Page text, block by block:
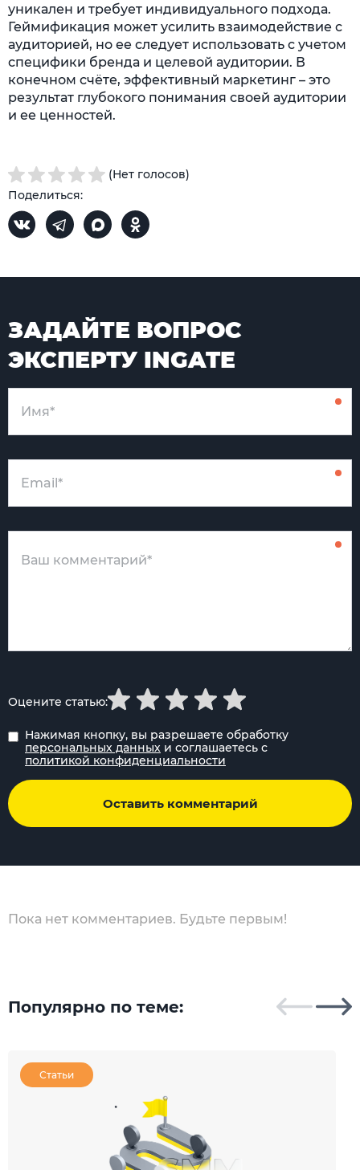
уникален и требует индивидуального подхода.
Геймификация может усилить взаимодействие с
аудиторией, но ее следует использовать с учетом
специфики бренда и целевой аудитории. В
конечном счёте, эффективный маркетинг – это
результат глубокого понимания своей аудитории
и ее ценностей.
(Нет голосов)
Поделиться:
ЗАДАЙТЕ ВОПРОС
ЭКСПЕРТУ INGATE
Нажимая кнопку, вы разрешаете обработку
персональных данных и соглашаетесь с
политикой конфиденциальности
Оставить комментарий
Оцените статью:
Пока нет комментариев. Будьте первым!
Популярно по теме:
Статьи